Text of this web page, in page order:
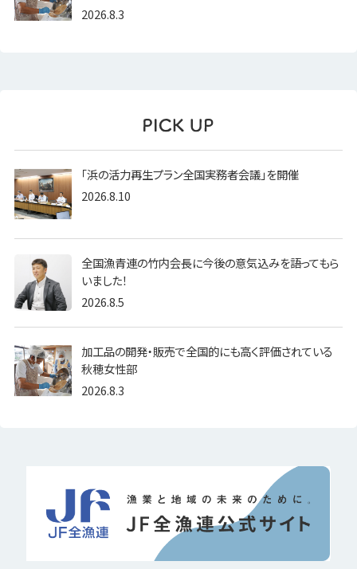
2026.8.3
「浜の活力再生プラン全国実務者会議」を開催
2026.8.10
全国漁青連の竹内会長に今後の意気込みを語ってもら
いました！
2026.8.5
加工品の開発・販売で全国的にも高く評価されている
秋穂女性部
2026.8.3